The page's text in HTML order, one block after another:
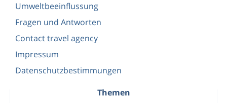
Umweltbeeinflussung
Fragen und Antworten
Contact travel agency
Impressum
Datenschutzbestimmungen
Themen